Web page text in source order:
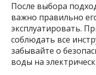
После выбора
важно правильно
эксплуатировать.
соблюдать все
забывайте о
воды на